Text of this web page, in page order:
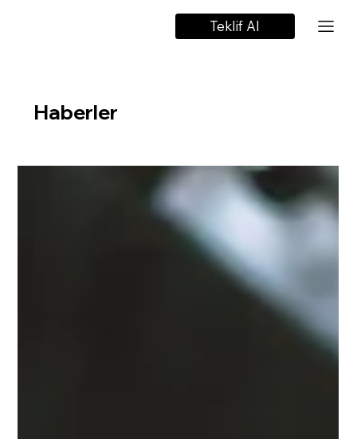
Teklif Al
Haberler